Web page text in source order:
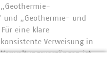
und „Geothermie- und
eine klare
Verweisung in
ist